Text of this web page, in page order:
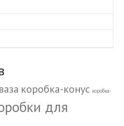
коробка-конус коробка-
для